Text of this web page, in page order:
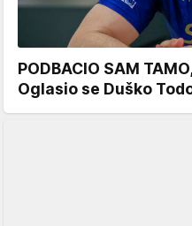
PODBACIO SAM
Oglasio se Duško